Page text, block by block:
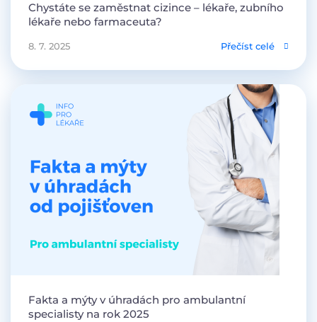
Chystáte se zaměstnat cizince – lékaře, zubního
lékaře nebo farmaceuta?
8. 7. 2025 Přečíst celé
Fakta a mýty v úhradách pro ambulantní
specialisty na rok 2025